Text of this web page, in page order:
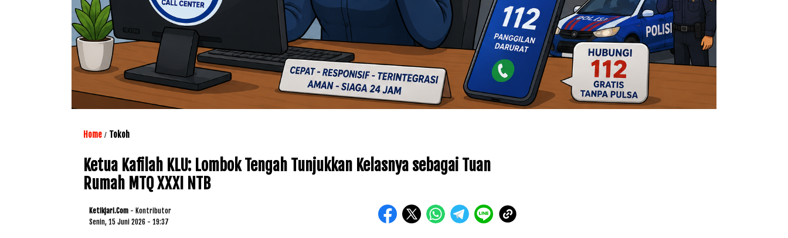
Home / Tokoh
Ketua Kafilah KLU: Lombok Tengah Tunjukkan Kelasnya sebagai Tuan
Rumah MTQ XXXI NTB
Ketikjari.com - Kontributor
Senin, 15 Juni 2026 - 19:37